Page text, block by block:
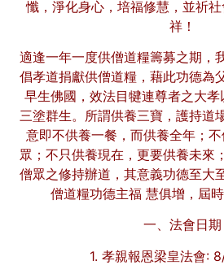
懺，淨化身心，培福修慧，並祈
祥！
適逢一年一度供僧道糧籌募之期，
倡孝道捐獻供僧道糧，藉此功德為
早生佛國，效法目犍連尊者之大
三塗群生。所謂供養三寶，護持道
意即不供養一餐，而供養全年；
眾；不只供養現在，更要供養未來
僧眾之修持辦道，其意義功德至大至
僧道糧功德主福 慧俱增，屆
一、法會日期
1. 孝親報恩梁皇法會: